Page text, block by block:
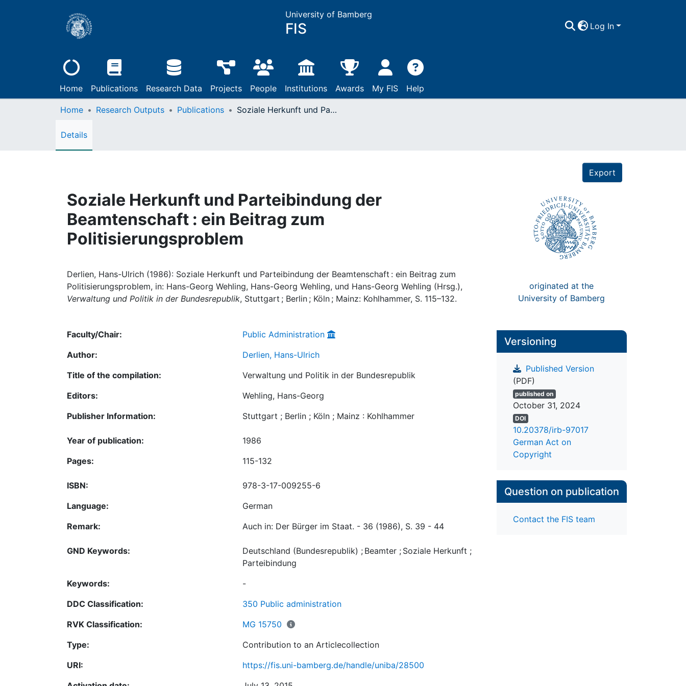
University of Bamberg
FIS Log In
Home Publications Research Data Projects People Institutions Awards My FIS Help
Home Research Outputs Publications Soziale Herkunft und Parteibindung der Beamtenschaft : ein Beitrag zum Politisierungsproblem
Details
Export
Soziale Herkunft und Parteibindung der
Beamtenschaft : ein Beitrag zum
Politisierungsproblem
Derlien, Hans-Ulrich (1986): Soziale Herkunft und Parteibindung der Beamtenschaft : ein Beitrag zum
Politisierungsproblem, in: Hans-Georg Wehling, Hans-Georg Wehling, und Hans-Georg Wehling (Hrsg.),
Verwaltung und Politik in der Bundesrepublik, Stuttgart ; Berlin ; Köln ; Mainz: Kohlhammer, S. 115–132.
originated at the
University of Bamberg
Faculty/Chair:
Public Administration
Author:
Derlien, Hans-Ulrich
Title of the compilation:
Verwaltung und Politik in der Bundesrepublik
Editors:
Wehling, Hans-Georg
Publisher Information:
Stuttgart ; Berlin ; Köln ; Mainz : Kohlhammer
Year of publication:
1986
Pages:
115-132
ISBN:
978-3-17-009255-6
Language:
German
Remark:
Auch in: Der Bürger im Staat. - 36 (1986), S. 39 - 44
GND Keywords: Deutschland (Bundesrepublik) ; Beamter ; Soziale Herkunft ;
Parteibindung
Keywords:
-
DDC Classification:
350 Public administration
RVK Classification:
MG 15750
Type:
Contribution to an Articlecollection
URI:
https://fis.uni-bamberg.de/handle/uniba/28500
Versioning
Published Version
(PDF)
published on
October 31, 2024
DOI
10.20378/irb-97017
German Act on
Copyright
Question on publication
Contact the FIS team